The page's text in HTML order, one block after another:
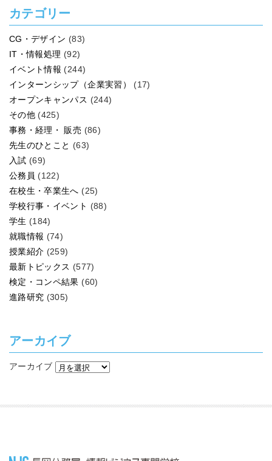
カテゴリー
CG・デザイン (83)
IT・情報処理 (92)
イベント情報 (244)
インターンシップ（企業実習）
(17)
オープンキャンパス (244)
その他 (425)
事務・経理・ 販売 (86)
先生のひとこと (63)
入試 (69)
公務員 (122)
在校生・卒業生へ (25)
学校行事・イベント (88)
学生 (184)
就職情報 (74)
授業紹介 (259)
最新トピックス (577)
検定・コンペ結果 (60)
進路研究 (305)
アーカイブ
アーカイブ